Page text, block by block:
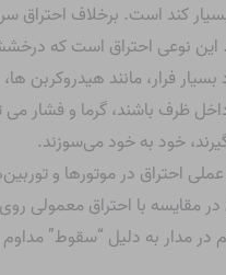
کند است. برخلاف احتراق
نوعی احتراق است که
بسیار فرار، مانند هیدروکربن
ظرف باشند، گرما و فشار
خود به خود می‌سوزند.
عملی احتراق در موتورها و
در مقایسه با احتراق معمولی
مدار به دلیل “سقوط” مداوم